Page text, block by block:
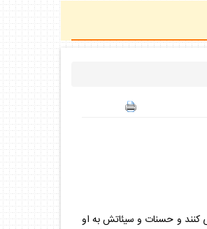
كنند و حسنات و سيئاتش به او